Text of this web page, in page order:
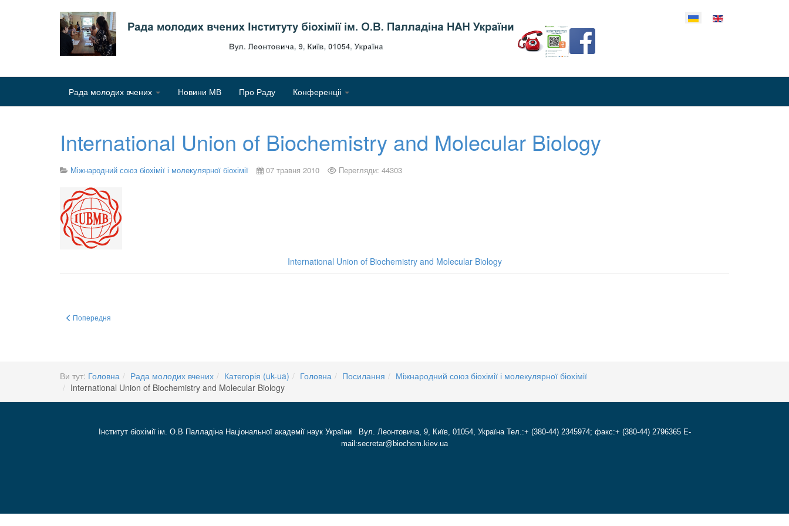
Рада молодих вчених Новини МВ Про Раду Конференціі
International Union of Biochemistry and Molecular Biology
Міжнародний союз біохімії і молекулярної біохімії 07 травня 2010 Перегляди: 44303
International Union of Biochemistry and Molecular Biology
Попередня стаття: 25-27 April 2012, Kiev, Ukraine, will host a conference of young oncologists Ukraine with international participation.
Попередня
Ви тут: Головна Рада молодих вчених Категорія (uk-ua) Головна Посилання
Міжнародний союз біохімії і молекулярної біохімії
International Union of Biochemistry and Molecular Biology
Інститут біохімії ім. О.В Палладіна Національної академії наук України Вул. Леонтовича, 9, Київ, 01054, Україна Тел.:+ (380-44) 2345974; факс:+ (380-44) 2796365 E-
mail:secretar@biochem.kiev.ua